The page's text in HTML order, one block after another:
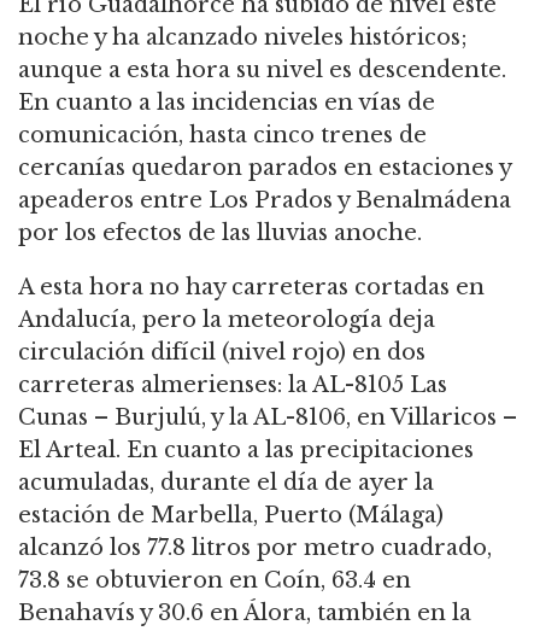
noche y ha alcanzado niveles históricos;
aunque a esta hora su nivel es descendente.
En cuanto a las incidencias en vías de
comunicación, hasta cinco trenes de
cercanías quedaron parados en estaciones y
apeaderos entre Los Prados y Benalmádena
por los efectos de las lluvias anoche.
A esta hora no hay carreteras cortadas en
Andalucía, pero la meteorología deja
circulación difícil (nivel rojo) en dos
carreteras almerienses: la AL-8105 Las
Cunas – Burjulú, y la AL-8106, en Villaricos –
El Arteal. En cuanto a las precipitaciones
acumuladas, durante el día de ayer la
estación de Marbella, Puerto (Málaga)
alcanzó los 77.8 litros por metro cuadrado,
73.8 se obtuvieron en Coín, 63.4 en
Benahavís y 30.6 en Álora, también en la